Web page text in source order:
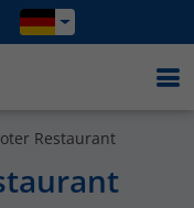
Restaurant